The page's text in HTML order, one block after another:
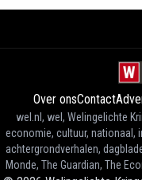
Over onsContact
wel.nl, wel, Welingelichte
economie, cultuur, nationaal,
achtergrondverhalen,
Monde, The Guardian, The